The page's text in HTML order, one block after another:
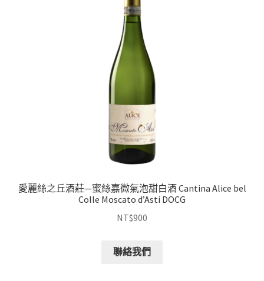
愛麗絲之丘酒莊—蜜絲嘉微氣泡甜白酒 Cantina Alice bel
Colle Moscato d’Asti DOCG
NT$900
聯絡我們